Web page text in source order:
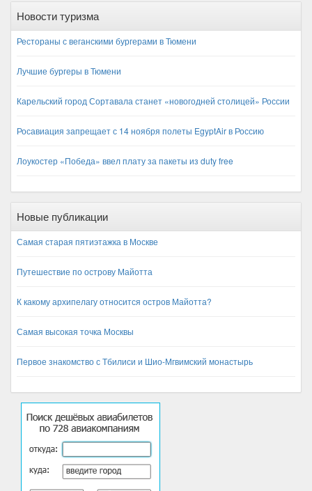
Черногория
Чехия
Ноябрь
Новости туризма
Рестораны с веганскими бургерами в Тюмени
Лучшие бургеры в Тюмени
Карельский город Сортавала станет «новогодней столицей» России
Росавиация запрещает с 14 ноября полеты EgyptAir в Россию
Лоукостер «Победа» ввел плату за пакеты из duty free
Новые публикации
Самая старая пятиэтажка в Москве
Путешествие по острову Майотта
К какому архипелагу относится остров Майотта?
Самая высокая точка Москвы
Первое знакомство с Тбилиси и Шио-Мгвимский монастырь